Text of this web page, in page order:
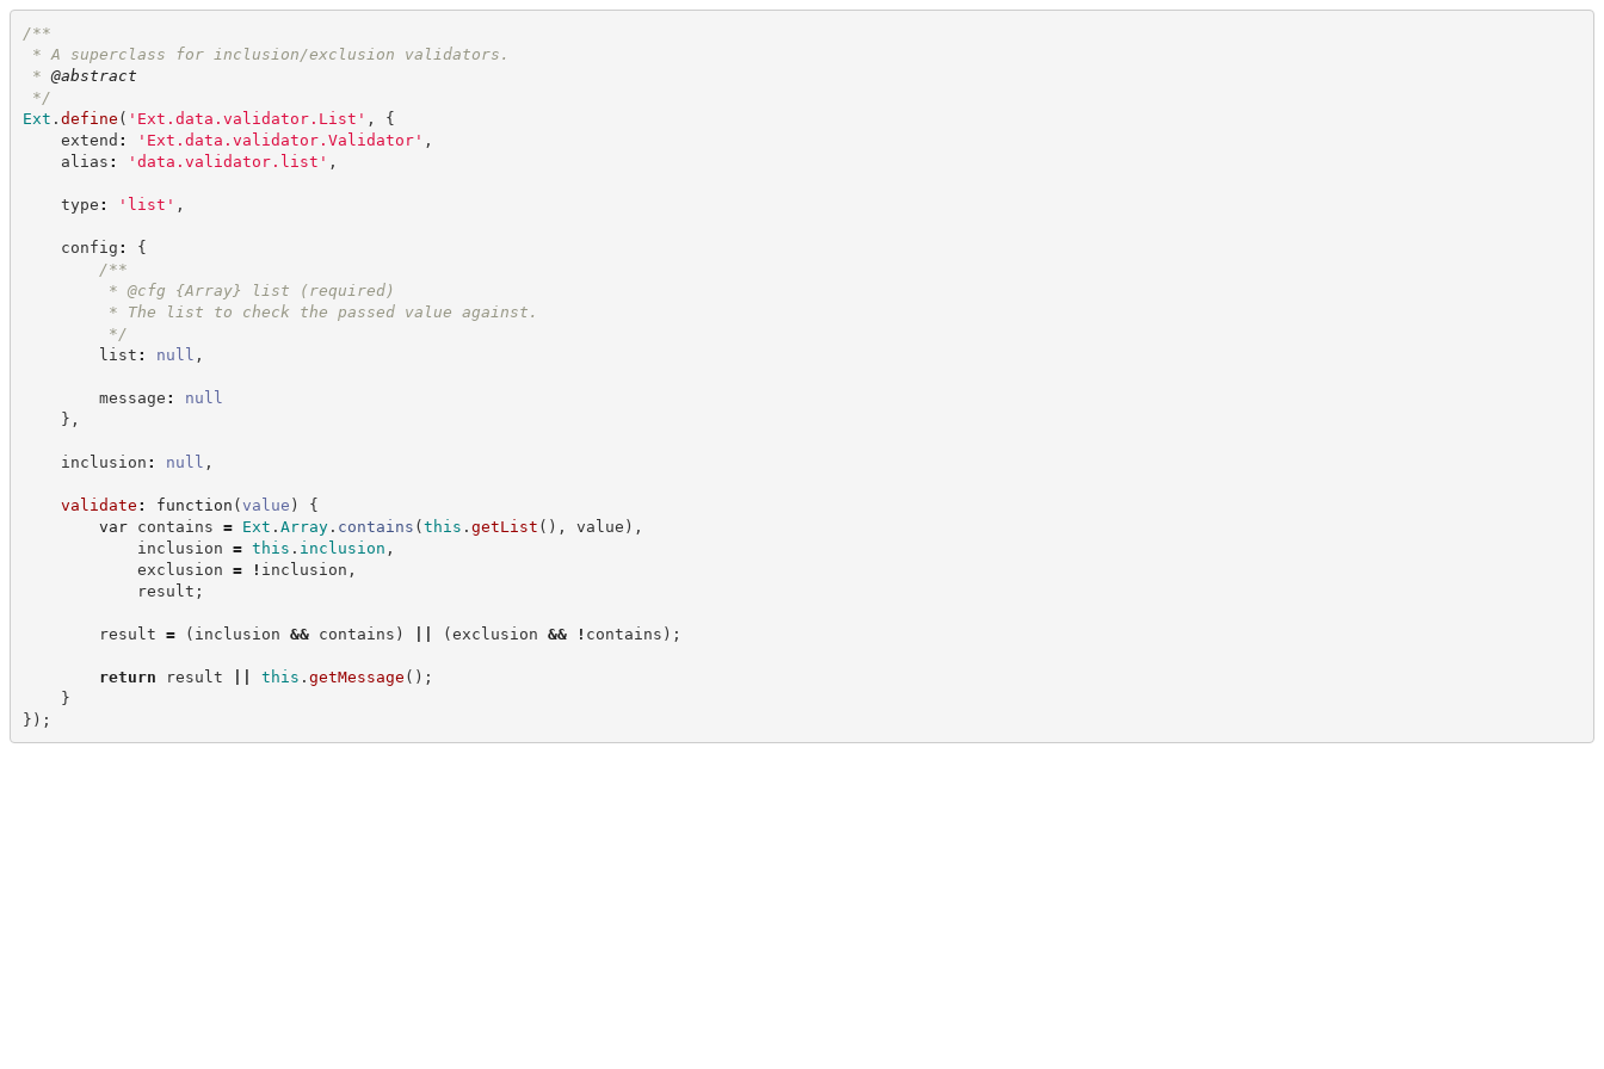
/**
* A superclass for inclusion/exclusion validators.
* @abstract
*/
Ext . define ( ' Ext.data.validator.List ' ,
{
extend : ' Ext.data.validator.Validator' ,
alias : ' data.validator.list ' ,
type : ' list ' ,
config :
{
/**
* @cfg {Array}
list (required)
* The list to check the passed value against.
*/
list : null ,
message :
null
} ,
inclusion : null ,
validate : function (value )
{
var contains = Ext . Array. contains (this . getList ( ) , value ) ,
inclusion = this . inclusion ,
exclusion = ! inclusion ,
result ;
result = ( inclusion && contains ) (exclusion && ! contains ) ;
return result this . getMessage ( ) ;
}
} ) ;